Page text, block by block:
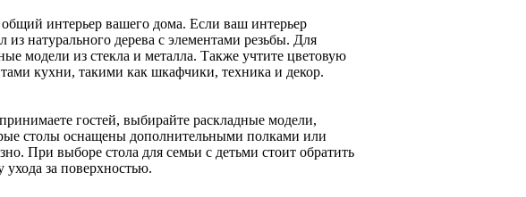
интерьер вашего дома. Если ваш интерьер
натурального дерева с элементами резьбы. Для
модели из стекла и металла. Также учтите цветовую
кухни, такими как шкафчики, техника и декор.
гостей, выбирайте раскладные модели,
столы оснащены дополнительными полками или
При выборе стола для семьи с детьми стоит обратить
за поверхностью.